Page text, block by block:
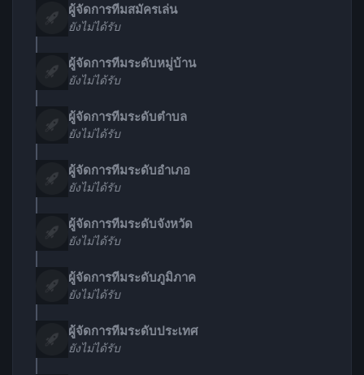
ผู้จัดการทีมสมัครเล่น
ยังไม่ได้รับ
ผู้จัดการทีมระดับหมู่บ้าน
ยังไม่ได้รับ
ผู้จัดการทีมระดับตำบล
ยังไม่ได้รับ
ผู้จัดการทีมระดับอำเภอ
ยังไม่ได้รับ
ผู้จัดการทีมระดับจังหวัด
ยังไม่ได้รับ
ผู้จัดการทีมระดับภูมิภาค
ยังไม่ได้รับ
ผู้จัดการทีมระดับประเทศ
ยังไม่ได้รับ